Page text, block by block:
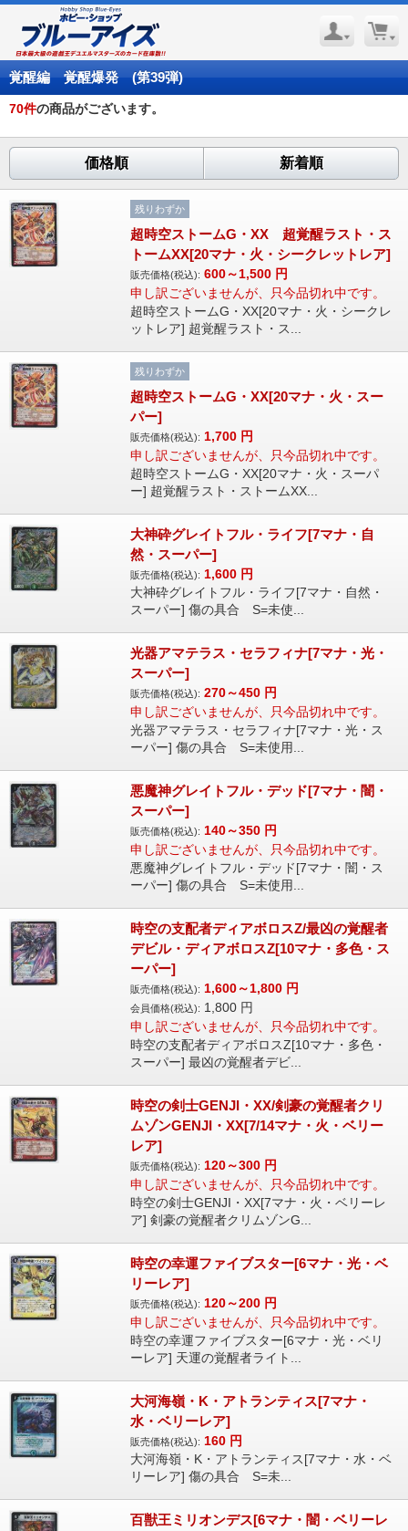
覚醒編 覚醒爆発 (第39弾)
70件の商品がございます。
価格順 新着順
残りわずか
超時空ストームG・XX 超覚醒ラスト・ス
トームXX[20マナ・火・シークレットレア]
販売価格(税込): 600～1,500 円
申し訳ございませんが、只今品切れ中です。
超時空ストームG・XX[20マナ・火・シークレ
ットレア] 超覚醒ラスト・ス...
残りわずか
超時空ストームG・XX[20マナ・火・スー
パー]
販売価格(税込): 1,700 円
申し訳ございませんが、只今品切れ中です。
超時空ストームG・XX[20マナ・火・スーパ
ー] 超覚醒ラスト・ストームXX...
大神砕グレイトフル・ライフ[7マナ・自
然・スーパー]
販売価格(税込): 1,600 円
大神砕グレイトフル・ライフ[7マナ・自然・
スーパー] 傷の具合 S=未使...
光器アマテラス・セラフィナ[7マナ・光・
スーパー]
販売価格(税込): 270～450 円
申し訳ございませんが、只今品切れ中です。
光器アマテラス・セラフィナ[7マナ・光・ス
ーパー] 傷の具合 S=未使用...
悪魔神グレイトフル・デッド[7マナ・闇・
スーパー]
販売価格(税込): 140～350 円
申し訳ございませんが、只今品切れ中です。
悪魔神グレイトフル・デッド[7マナ・闇・ス
ーパー] 傷の具合 S=未使用...
時空の支配者ディアボロスZ/最凶の覚醒者
デビル・ディアボロスZ[10マナ・多色・ス
ーパー]
販売価格(税込): 1,600～1,800 円
会員価格(税込): 1,800 円
申し訳ございませんが、只今品切れ中です。
時空の支配者ディアボロスZ[10マナ・多色・
スーパー] 最凶の覚醒者デビ...
時空の剣士GENJI・XX/剣豪の覚醒者クリ
ムゾンGENJI・XX[7/14マナ・火・ベリー
レア]
販売価格(税込): 120～300 円
申し訳ございませんが、只今品切れ中です。
時空の剣士GENJI・XX[7マナ・火・ベリーレ
ア] 剣豪の覚醒者クリムゾンG...
時空の幸運ファイブスター[6マナ・光・ベ
リーレア]
販売価格(税込): 120～200 円
申し訳ございませんが、只今品切れ中です。
時空の幸運ファイブスター[6マナ・光・ベリ
ーレア] 天運の覚醒者ライト...
大河海嶺・K・アトランティス[7マナ・
水・ベリーレア]
販売価格(税込): 160 円
大河海嶺・K・アトランティス[7マナ・水・ベ
リーレア] 傷の具合 S=未...
百獣王ミリオンデス[6マナ・闇・ベリーレ